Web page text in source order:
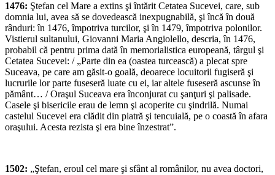
1476: Ştefan cel Mare a extins şi întărit Cetatea Sucevei, care, sub
domnia lui, avea să se dovedească inexpugnabilă, şi încă în două
rânduri: în 1476, împotriva turcilor, şi în 1479, împotriva polonilor.
Vistierul sultanului, Giovanni Maria Angiolello, descria, în 1476,
probabil că pentru prima dată în memorialistica europeană, târgul şi
Cetatea Sucevei: / „Parte din ea (oastea turcească) a plecat spre
Suceava, pe care am găsit-o goală, deoarece locuitorii fugiseră şi
lucrurile lor parte fuseseră luate cu ei, iar altele fuseseră ascunse în
pământ… / Oraşul Suceava era înconjurat cu şanţuri şi palisade.
Casele şi bisericile erau de lemn şi acoperite cu şindrilă. Numai
castelul Sucevei era clădit din piatră şi tencuială, pe o coastă în afara
oraşului. Acesta rezista şi era bine înzestrat”.
1502: „Ştefan, eroul cel mare şi sfânt al românilor, nu avea doctori,